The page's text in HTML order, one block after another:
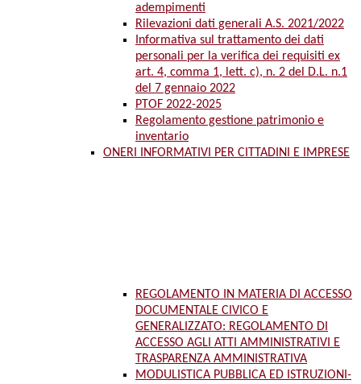
adempimenti
Rilevazioni dati generali A.S. 2021/2022
Informativa sul trattamento dei dati
personali per la verifica dei requisiti ex
art. 4, comma 1, lett. c), n. 2 del D.L. n.1
del 7 gennaio 2022
PTOF 2022-2025
Regolamento gestione patrimonio e
inventario
ONERI INFORMATIVI PER CITTADINI E IMPRESE
REGOLAMENTO IN MATERIA DI ACCESSO
DOCUMENTALE CIVICO E
GENERALIZZATO: REGOLAMENTO DI
ACCESSO AGLI ATTI AMMINISTRATIVI E
TRASPARENZA AMMINISTRATIVA
MODULISTICA PUBBLICA ED ISTRUZIONI-